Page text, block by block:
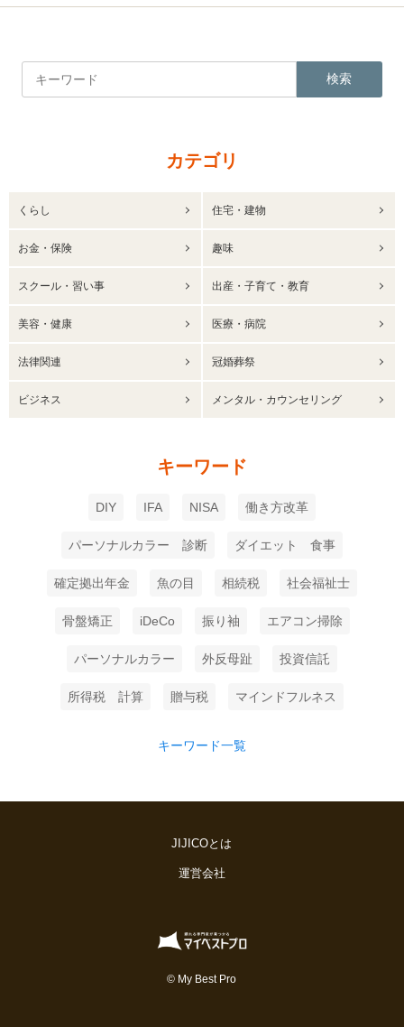
検索
カテゴリ
くらし 住宅・建物
お金・保険 趣味
スクール・習い事 出産・子育て・教育
美容・健康 医療・病院
法律関連 冠婚葬祭
ビジネス メンタル・カウンセリング
キーワード
DIY IFA NISA 働き方改革
パーソナルカラー 診断 ダイエット 食事
確定拠出年金 魚の目 相続税 社会福祉士
骨盤矯正 iDeCo 振り袖 エアコン掃除
パーソナルカラー 外反母趾 投資信託
所得税 計算 贈与税 マインドフルネス
キーワード一覧
JIJICOとは
運営会社
© My Best Pro